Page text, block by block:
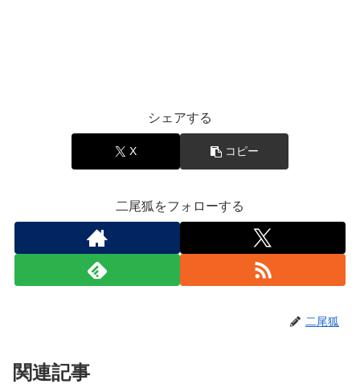
シェアする
X コピー
二尾狐をフォローする
二尾狐
関連記事